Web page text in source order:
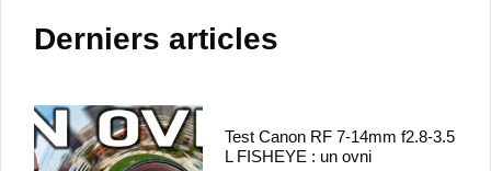
Derniers articles
Test Canon RF 7-14mm f2.8-3.5
L FISHEYE : un ovni